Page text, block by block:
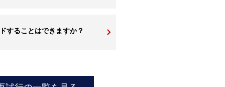
することはできますか？